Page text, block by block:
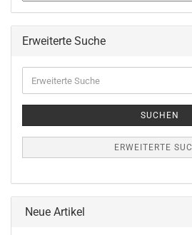
Erweiterte Suche
Suche
SUCHEN
ERWEITERTE
Neue Artikel